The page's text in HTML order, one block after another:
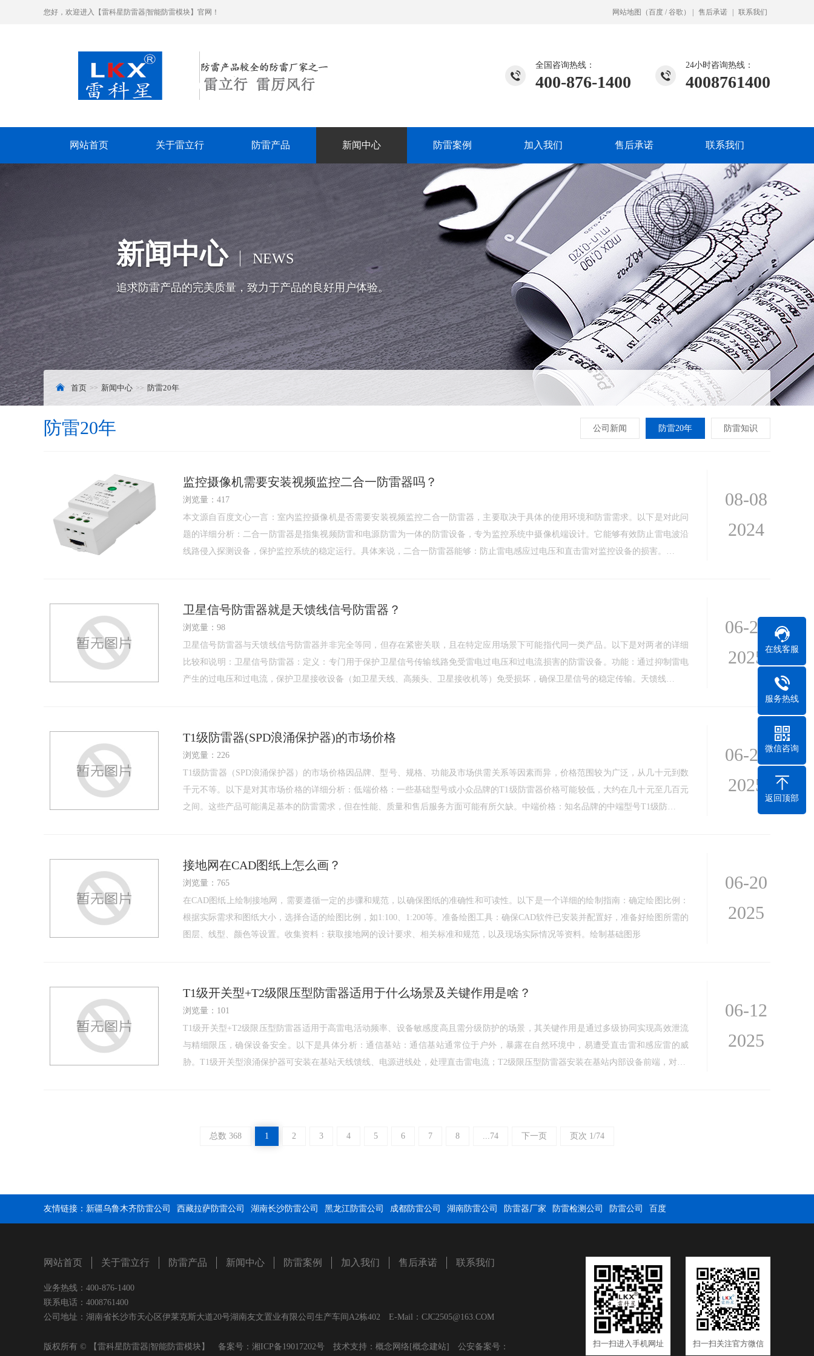
您好，欢迎进入【雷科星防雷器|智能防雷模块】官网！ 网站地图 （百度 / 谷歌 ） 售后承诺 联系我们
24小时咨询热线：
4008761400
全国咨询热线：
400-876-1400
网站首页 关于雷立行 防雷产品 新闻中心 防雷案例 加入我们 售后承诺 联系我们
新闻中心 NEWS
追求防雷产品的完美质量，致力于产品的良好用户体验。
首页 新闻中心 防雷20年
防雷20年 公司新闻 防雷20年 防雷知识
监控摄像机需要安装视频监控二合一防雷器吗？
浏览量：417
本文源自百度文心一言：室内监控摄像机是否需要安装视频监控二合一防雷器，主要取决于具体的使用环境和防雷需求。以下是对此问
题的详细分析：二合一防雷器是指集视频防雷和电源防雷为一体的防雷设备，专为监控系统中摄像机端设计。它能够有效防止雷电波沿
线路侵入探测设备，保护监控系统的稳定运行。具体来说，二合一防雷器能够：防止雷电感应过电压和直击雷对监控设备的损害。…
08-08
2024
卫星信号防雷器就是天馈线信号防雷器？
浏览量：98
卫星信号防雷器与天馈线信号防雷器并非完全等同，但存在紧密关联，且在特定应用场景下可能指代同一类产品。以下是对两者的详细
比较和说明：卫星信号防雷器：定义：专门用于保护卫星信号传输线路免受雷电过电压和过电流损害的防雷设备。功能：通过抑制雷电
产生的过电压和过电流，保护卫星接收设备（如卫星天线、高频头、卫星接收机等）免受损坏，确保卫星信号的稳定传输。天馈线…
06-23
2025
T1级防雷器(SPD浪涌保护器)的市场价格
浏览量：226
T1级防雷器（SPD浪涌保护器）的市场价格因品牌、型号、规格、功能及市场供需关系等因素而异，价格范围较为广泛，从几十元到数
千元不等。以下是对其市场价格的详细分析：低端价格：一些基础型号或小众品牌的T1级防雷器价格可能较低，大约在几十元至几百元
之间。这些产品可能满足基本的防雷需求，但在性能、质量和售后服务方面可能有所欠缺。中端价格：知名品牌的中端型号T1级防…
06-23
2025
接地网在CAD图纸上怎么画？
浏览量：765
在CAD图纸上绘制接地网，需要遵循一定的步骤和规范，以确保图纸的准确性和可读性。以下是一个详细的绘制指南：确定绘图比例：
根据实际需求和图纸大小，选择合适的绘图比例，如1:100、1:200等。准备绘图工具：确保CAD软件已安装并配置好，准备好绘图所需的
图层、线型、颜色等设置。收集资料：获取接地网的设计要求、相关标准和规范，以及现场实际情况等资料。绘制基础图形
06-20
2025
T1级开关型+T2级限压型防雷器适用于什么场景及关键作用是啥？
浏览量：101
T1级开关型+T2级限压型防雷器适用于高雷电活动频率、设备敏感度高且需分级防护的场景，其关键作用是通过多级协同实现高效泄流
与精细限压，确保设备安全。以下是具体分析：通信基站：通信基站通常位于户外，暴露在自然环境中，易遭受直击雷和感应雷的威
胁。T1级开关型浪涌保护器可安装在基站天线馈线、电源进线处，处理直击雷电流；T2级限压型防雷器安装在基站内部设备前端，对…
06-12
2025
总数 368 1 2 3 4 5 6 7 8 ...74 下一页 页次 1/74
友情链接： 新疆乌鲁木齐防雷公司 西藏拉萨防雷公司 湖南长沙防雷公司 黑龙江防雷公司 成都防雷公司 湖南防雷公司 防雷器厂家 防雷检测公司 防雷公司 百度
网站首页 关于雷立行 防雷产品 新闻中心 防雷案例 加入我们 售后承诺 联系我们
业务热线：400-876-1400
联系电话：4008761400
公司地址：湖南省长沙市天心区伊莱克斯大道20号湖南友文置业有限公司生产车间A2栋402 E-Mail：CJC2505@163.COM
版权所有 © 【雷科星防雷器|智能防雷模块】 备案号： 湘ICP备19017202号 技术支持： 概念网络 [概念建站] 公安备案号： 扫一扫进入手机网址 扫一扫关注官方微信
在线客服
服务热线
微信咨询
返回顶部